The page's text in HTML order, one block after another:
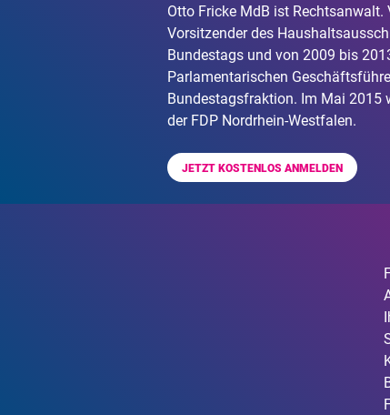
Otto Fricke MdB ist
Vorsitzender des
Bundestags und von 2009 bis
Parlamentarischen
Bundestagsfraktion. Im Mai 2015
der FDP Nordrhein-Westfalen.
JETZT KOSTENLOS ANMELDEN